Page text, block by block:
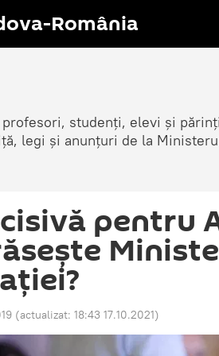
România
studenți, elevi și
legi și anunțuri de la
pentru
(actualizat: 18:43 17.10.2021)